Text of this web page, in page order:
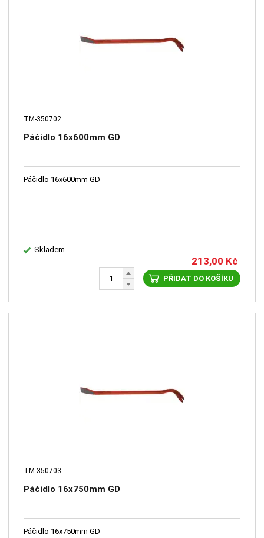
TM-350702
Páčidlo 16x600mm GD
Páčidlo 16x600mm GD
Skladem
213,00 Kč
PŘIDAT DO KOŠÍKU
TM-350703
Páčidlo 16x750mm GD
Páčidlo 16x750mm GD